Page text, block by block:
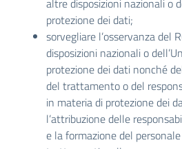
altre disposizioni nazionali o
protezione dei dati;
sorvegliare l’osservanza del
disposizioni nazionali o
protezione dei dati nonché
del trattamento o del
in materia di protezione dei
l’attribuzione delle
e la formazione del